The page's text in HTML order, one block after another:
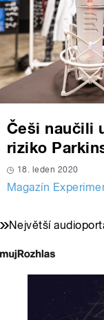
Češi naučili
riziko
18. leden 2020
Magazín
Největší